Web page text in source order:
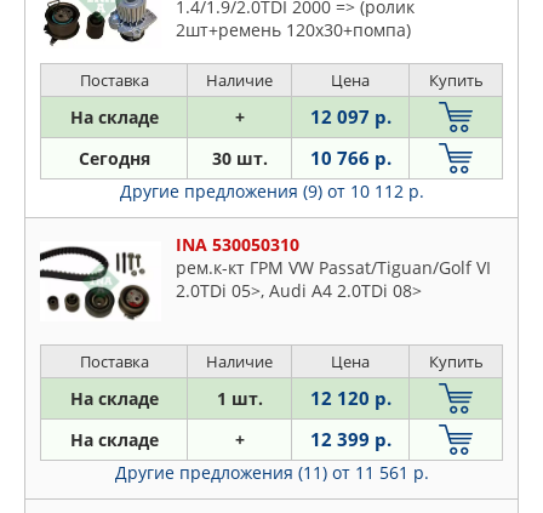
1.4/1.9/2.0TDI 2000 => (ролик
2шт+ремень 120x30+помпа)
Поставка Наличие Цена Купить
На складе + 12 097 р.
Сегодня 30 шт. 10 766 р.
Другие предложения (9) от 10 112 р.
INA 530050310
рем.к-кт ГРМ VW Passat/Tiguan/Golf VI
2.0TDi 05>, Audi A4 2.0TDi 08>
Поставка Наличие Цена Купить
На складе 1 шт. 12 120 р.
На складе + 12 399 р.
Другие предложения (11) от 11 561 р.